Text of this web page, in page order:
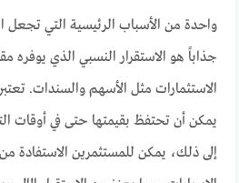
واحدة من الأسباب الرئيسية التي تجعل
جذاباً هو الاستقرار النسبي الذي يوفره
الاستثمارات مثل الأسهم والسندات.
يمكن أن تحتفظ بقيمتها حتى في أوقات
إلى ذلك، يمكن للمستثمرين الاستفادة